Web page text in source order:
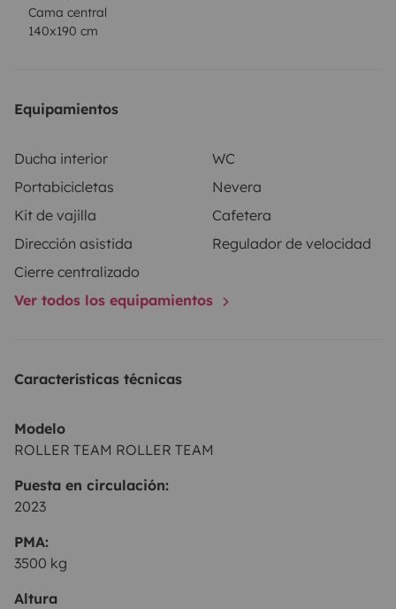
Cama central
140x190 cm
Equipamientos
Ducha interior
WC
Portabicicletas
Nevera
Kit de vajilla
Cafetera
Dirección asistida
Regulador de velocidad
Cierre centralizado
Ver todos los equipamientos
Características técnicas
Modelo
ROLLER TEAM ROLLER TEAM
Puesta en circulación:
2023
PMA:
3500 kg
Altura